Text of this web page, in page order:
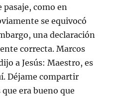
pasaje, como en
se equivocó
una declaración
correcta. Marcos
a Jesús: Maestro, es
Déjame compartir
era bueno que